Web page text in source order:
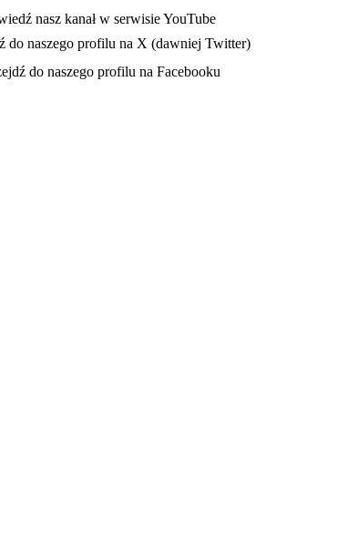
- otwiera się w nowej karcie
nasz kanał w serwisie YouTube
nowej karcie
do naszego profilu na X (dawniej Twitter)
- otwiera się w nowej karcie
do naszego profilu na Facebooku